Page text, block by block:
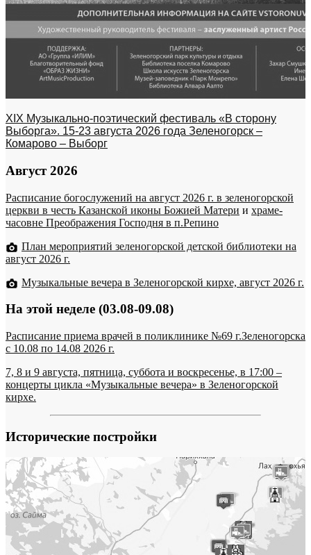
XIX Музыкально-поэтический фестиваль «В сторону
Выборга». 15-23 августа 2026 года Зеленогорск –
Комарово – Выборг
Август 2026
Расписание богослужений на август 2026 г. в зеленогорской
церкви в честь Казанской иконы Божией Матери и храме-
часовне Преображения Господня в п.Репино
План мероприятий зеленогорской детской библиотеки на
август 2026 г.
Музыкальные вечера в Зеленогорской кирхе, август 2026 г.
На этой неделе (03.08-09.08)
Расписание приема врачей в поликлинике №69 г.Зеленогорска
c 10.08 по 14.08 2026 г.
7, 8 и 9 августа, пятница, суббота и воскресенье, в 17:00 –
концерты цикла «Музыкальные вечера» в Зеленогорской
кирхе.
Исторические постройки